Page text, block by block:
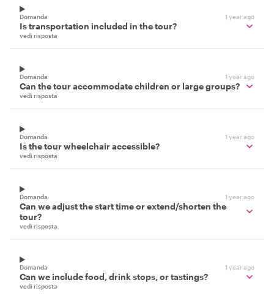
Domanda 1 year ago
Is transportation included in the tour?
vedi risposta
Domanda 1 year ago
Can the tour accommodate children or large groups?
vedi risposta
Domanda 1 year ago
Is the tour wheelchair accessible?
vedi risposta
Domanda 1 year ago
Can we adjust the start time or extend/shorten the
tour?
vedi risposta
Domanda 1 year ago
Can we include food, drink stops, or tastings?
vedi risposta